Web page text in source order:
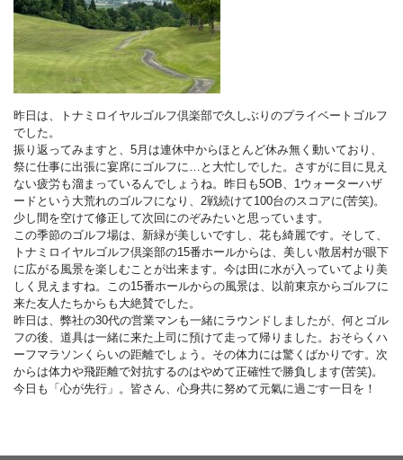
昨日は、トナミロイヤルゴルフ倶楽部で久しぶりのプライベートゴルフ
でした。
振り返ってみますと、5月は連休中からほとんど休み無く動いており、
祭に仕事に出張に宴席にゴルフに…と大忙しでした。さすがに目に見え
ない疲労も溜まっているんでしょうね。昨日も5OB、1ウォーターハザ
ードという大荒れのゴルフになり、2戦続けて100台のスコアに(苦笑)。
少し間を空けて修正して次回にのぞみたいと思っています。
この季節のゴルフ場は、新緑が美しいですし、花も綺麗です。そして、
トナミロイヤルゴルフ倶楽部の15番ホールからは、美しい散居村が眼下
に広がる風景を楽しむことが出来ます。今は田に水が入っていてより美
しく見えますね。この15番ホールからの風景は、以前東京からゴルフに
来た友人たちからも大絶賛でした。
昨日は、弊社の30代の営業マンも一緒にラウンドしましたが、何とゴル
フの後、道具は一緒に来た上司に預けて走って帰りました。おそらくハ
ーフマラソンくらいの距離でしょう。その体力には驚くばかりです。次
からは体力や飛距離で対抗するのはやめて正確性で勝負します(苦笑)。
今日も「心が先行」。皆さん、心身共に努めて元氣に過ごす一日を！